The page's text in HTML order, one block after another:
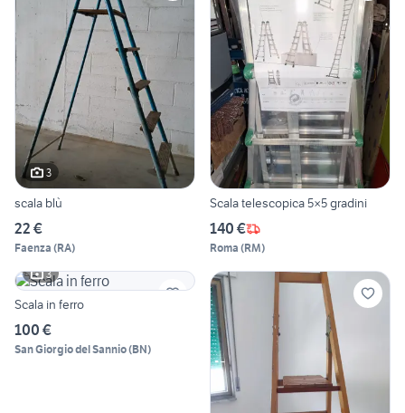
3
scala blù
22 €
Faenza (RA)
Scala telescopica 5×5 gradini
140 €
Roma (RM)
3
Scala in ferro
100 €
San Giorgio del Sannio(BN)